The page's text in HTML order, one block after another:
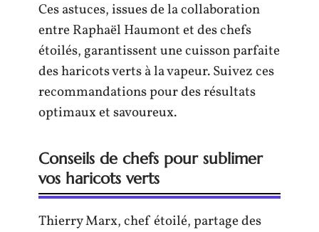
Ces astuces, issues de la collaboration
entre Raphaël Haumont et des chefs
étoilés, garantissent une cuisson parfaite
des haricots verts à la vapeur. Suivez ces
recommandations pour des résultats
optimaux et savoureux.
Conseils de chefs pour sublimer
vos haricots verts
Thierry Marx, chef étoilé, partage des